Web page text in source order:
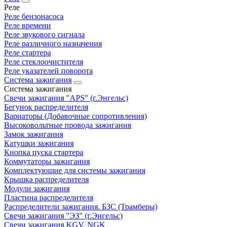
Реле
Реле бензонасоса
Реле времени
Реле звукового сигнала
Реле различного назначения
Реле стартера
Реле стеклоочистителя
Реле указателей поворота
Система зажигания
Система зажигания
Свечи зажигания "APS" (г.Энгельс)
Бегунок распределителя
Вариаторы (Добавочные сопротивления)
Высоковольтные провода зажигания
Замок зажигания
Катушки зажигания
Кнопка пуска стартера
Коммутаторы зажигания
Комплектующие для системы зажигания
Крышка распределителя
Модули зажигания
Пластина распределителя
Распределители зажигания. БЗС (Трамберы)
Свечи зажигания "ЭЗ" (г.Энгельс)
Свечи зажигания KGV, NGK